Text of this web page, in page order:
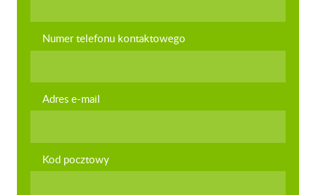
Numer telefonu kontaktowego
Adres e-mail
Kod pocztowy